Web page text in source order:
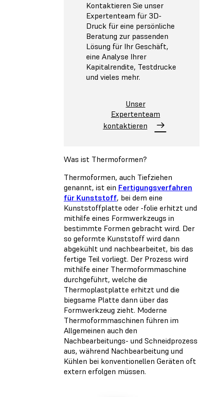
Kontaktieren Sie unser
Expertenteam für 3D-
Druck für eine persönliche
Beratung zur passenden
Lösung für Ihr Geschäft,
eine Analyse Ihrer
Kapitalrendite, Testdrucke
und vieles mehr.
Unser
Expertenteam
kontaktieren
Was ist Thermoformen?
Thermoformen, auch Tiefziehen
genannt, ist ein Fertigungsverfahren
für Kunststoff, bei dem eine
Kunststoffplatte oder -folie erhitzt und
mithilfe eines Formwerkzeugs in
bestimmte Formen gebracht wird. Der
so geformte Kunststoff wird dann
abgekühlt und nachbearbeitet, bis das
fertige Teil vorliegt. Der Prozess wird
mithilfe einer Thermoformmaschine
durchgeführt, welche die
Thermoplastplatte erhitzt und die
biegsame Platte dann über das
Formwerkzeug zieht. Moderne
Thermoformmaschinen führen im
Allgemeinen auch den
Nachbearbeitungs- und Schneidprozess
aus, während Nachbearbeitung und
Kühlen bei konventionellen Geräten oft
extern erfolgen müssen.